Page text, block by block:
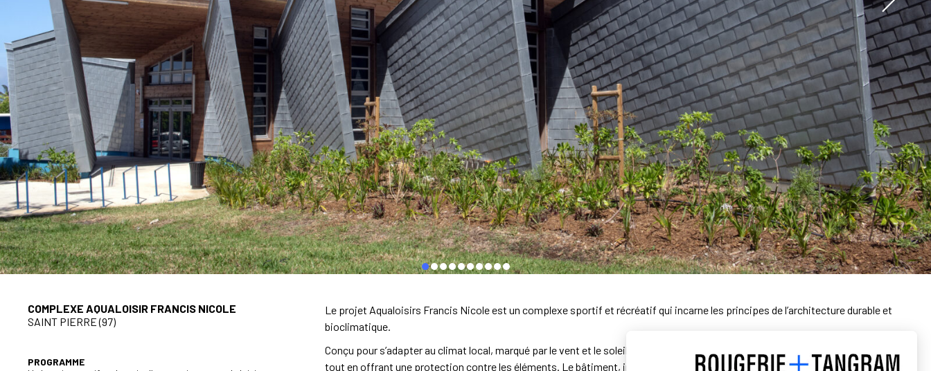
COMPLEXE AQUALOISIR FRANCIS NICOLE
SAINT PIERRE (97)
PROGRAMME
Le projet Aqualoisirs Francis Nicole est un complexe sportif et récréatif qui incarne les principes de l’architecture durable et
bioclimatique.
Conçu pour s’adapter au climat local, marqué par le vent et le soleil, il s’intègre harmonieusement dans son environnement
tout en offrant une protection contre les éléments. Le bâtiment, inspiré du monde marin, utilise une « carapace »